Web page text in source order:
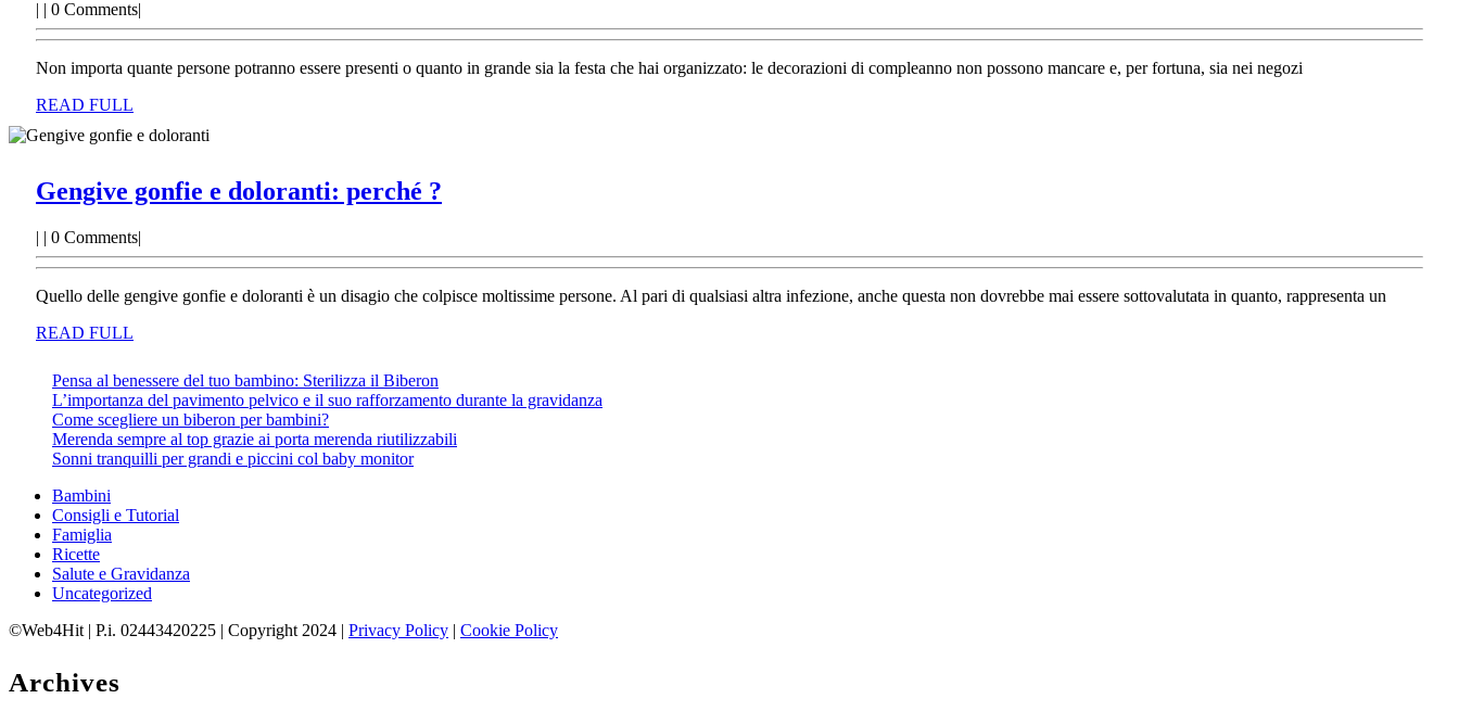
originali
o
| | 0 Comments|
Non importa quante persone potranno essere presenti o quanto in grande sia la festa che hai organizzato: le decorazioni di compleanno non possono mancare e, per fortuna, sia nei negozi
READ FULL
Gengive gonfie e doloranti: perché ?
e
perché
| | 0 Comments|
Quello delle gengive gonfie e doloranti è un disagio che colpisce moltissime persone. Al pari di qualsiasi altra infezione, anche questa non dovrebbe mai essere sottovalutata in quanto, rappresenta un
READ FULL
Pensa al benessere del tuo bambino: Sterilizza il Biberon
L’importanza del pavimento pelvico e il suo rafforzamento durante la gravidanza
Come scegliere un biberon per bambini?
Merenda sempre al top grazie ai porta merenda riutilizzabili
Sonni tranquilli per grandi e piccini col baby monitor
Bambini
Consigli e Tutorial
Famiglia
Ricette
Salute e Gravidanza
Uncategorized
©Web4Hit | P.i. 02443420225 | Copyright 2024 | Privacy Policy | Cookie Policy
Archives